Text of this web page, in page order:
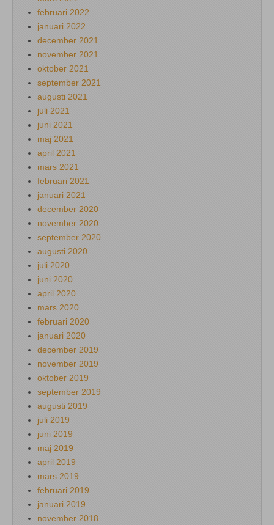
februari 2022
januari 2022
december 2021
november 2021
oktober 2021
september 2021
augusti 2021
juli 2021
juni 2021
maj 2021
april 2021
mars 2021
februari 2021
januari 2021
december 2020
november 2020
september 2020
augusti 2020
juli 2020
juni 2020
april 2020
mars 2020
februari 2020
januari 2020
december 2019
november 2019
oktober 2019
september 2019
augusti 2019
juli 2019
juni 2019
maj 2019
april 2019
mars 2019
februari 2019
januari 2019
november 2018